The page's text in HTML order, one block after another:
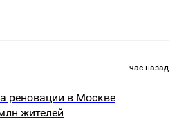
час назад
реновации в Москве
жителей